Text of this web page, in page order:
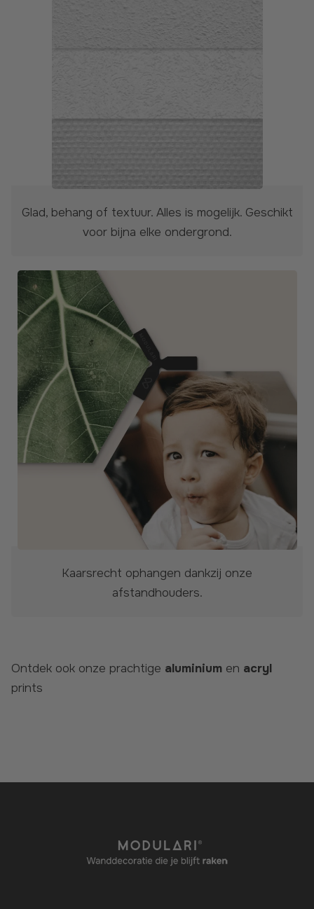
Glad, behang of textuur. Alles is mogelijk. Geschikt
voor bijna elke ondergrond.
Kaarsrecht ophangen dankzij onze
afstandhouders.
Ontdek ook onze prachtige aluminium en acryl
prints